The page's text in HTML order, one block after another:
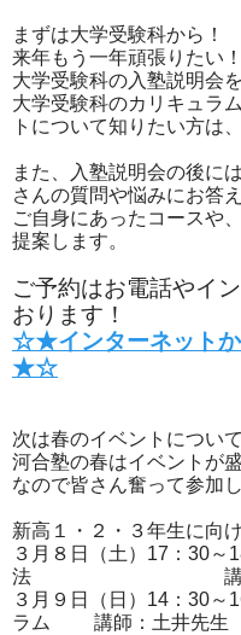
まずは大学受験科から！
来年もう一年頑張りたい
大学受験科の入塾説明会
大学受験科のカリキュラ
トについて知りたい方は
また、入塾説明会の後に
さんの質問や悩みにお答え
ご自身にあったコースや
提案します。
ご予約はお電話やイ
おります！
☆★インターネットか
★☆
次は春のイベントについ
河合塾の春はイベントが
なので皆さん奮って参加
新高１・２・３年生に向
３月８日（土）17：30
法 講師：杉
３月９日（日）14：30
ラム 講師：土井先生